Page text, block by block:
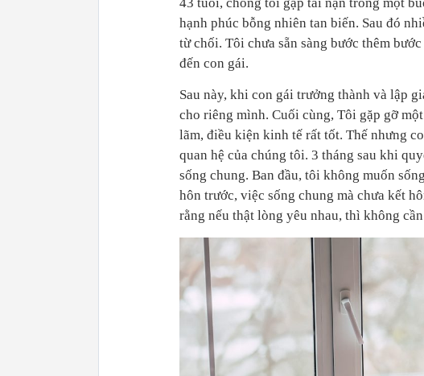
hạnh phúc bỗng nhiên tan biến. Sau đó
từ chối. Tôi chưa sẵn sàng bước thêm
đến con gái.
Sau này, khi con gái trưởng thành và lập
cho riêng mình. Cuối cùng, Tôi gặp gỡ
lãm, điều kiện kinh tế rất tốt. Thế nhưng
quan hệ của chúng tôi. 3 tháng sau khi
sống chung. Ban đầu, tôi không muốn
hôn trước, việc sống chung mà chưa kết
rằng nếu thật lòng yêu nhau, thì không